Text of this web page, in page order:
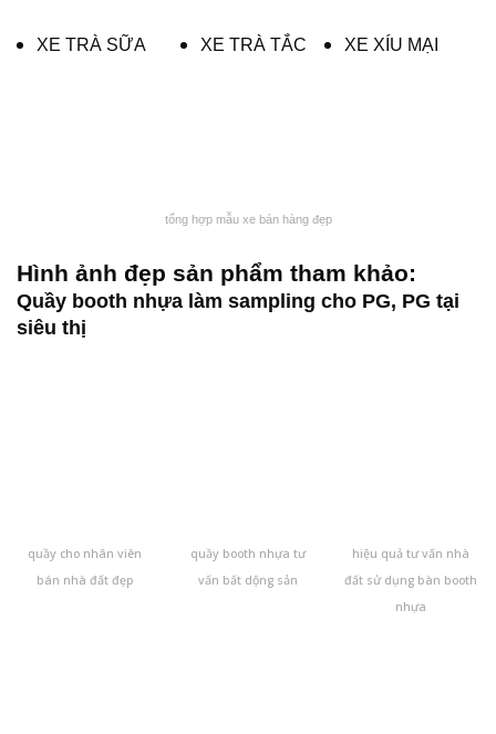
XE TRÀ SỮA XE TRÀ TẮC XE XÍU MẠI
tổng hợp mẫu xe bán hàng đẹp
Hình ảnh đẹp sản phẩm tham khảo:
Quầy booth nhựa làm sampling cho PG, PG tại
siêu thị
quầy cho nhân viên
bán nhà đất đẹp
quầy booth nhựa tư
vấn bất dộng sản
hiệu quả tư vấn nhà
đất sử dụng bàn booth
nhựa